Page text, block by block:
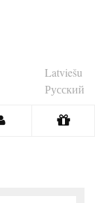
Latviešu
Русский